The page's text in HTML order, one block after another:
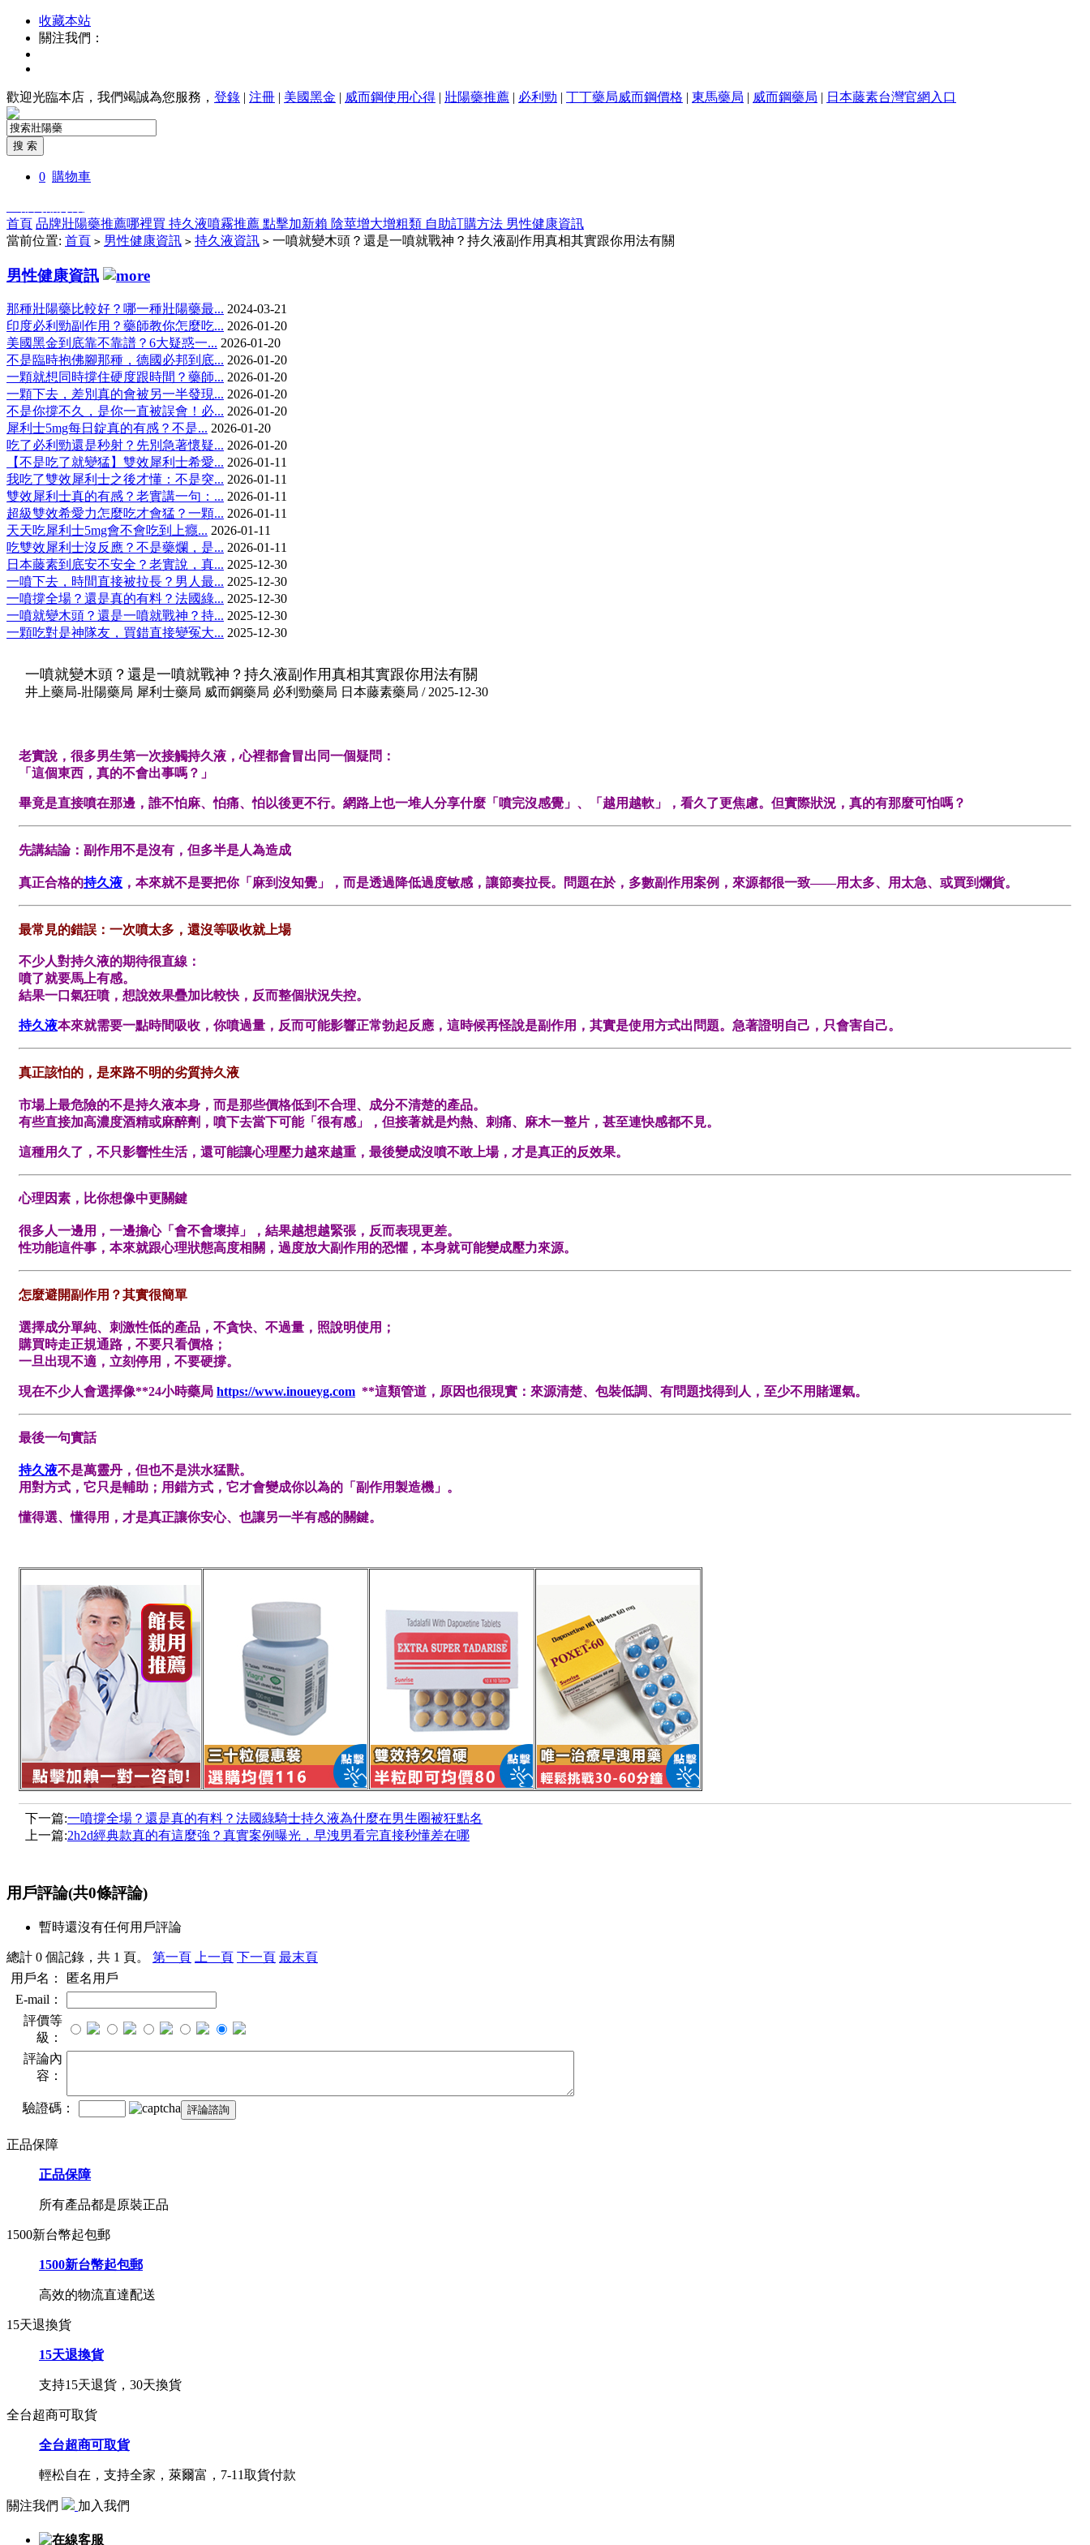
收藏本站
關注我們：
歡迎光臨本店，我們竭誠為您服務， 登錄 | 注冊 | 美國黑金 | 威而鋼使用心得 | 壯陽藥推薦 | 必利勁 | 丁丁藥局威而鋼價格 | 東馬藥局 | 威而鋼藥局 | 日本藤素台灣官網入口
0 購物車
首頁 品牌壯陽藥推薦哪裡買 持久液噴霧推薦 點擊加新賴 陰莖增大增粗類 自助訂購方法 男性健康資訊
當前位置: 首頁 > 男性健康資訊 > 持久液資訊 > 一噴就變木頭？還是一噴就戰神？持久液副作用真相其實跟你用法有關
男性健康資訊
那種壯陽藥比較好？哪一種壯陽藥最... 2024-03-21
印度必利勁副作用？藥師教你怎麼吃... 2026-01-20
美國黑金到底靠不靠譜？6大疑惑一... 2026-01-20
不是臨時抱佛腳那種，德國必邦到底... 2026-01-20
一顆就想同時撐住硬度跟時間？藥師... 2026-01-20
一顆下去，差別真的會被另一半發現... 2026-01-20
不是你撐不久，是你一直被誤會！必... 2026-01-20
犀利士5mg每日錠真的有感？不是... 2026-01-20
吃了必利勁還是秒射？先別急著懷疑... 2026-01-20
【不是吃了就變猛】雙效犀利士希愛... 2026-01-11
我吃了雙效犀利士之後才懂：不是突... 2026-01-11
雙效犀利士真的有感？老實講一句：... 2026-01-11
超級雙效希愛力怎麼吃才會猛？一顆... 2026-01-11
天天吃犀利士5mg會不會吃到上癮... 2026-01-11
吃雙效犀利士沒反應？不是藥爛，是... 2026-01-11
日本藤素到底安不安全？老實說，真... 2025-12-30
一噴下去，時間直接被拉長？男人最... 2025-12-30
一噴撐全場？還是真的有料？法國綠... 2025-12-30
一噴就變木頭？還是一噴就戰神？持... 2025-12-30
一顆吃對是神隊友，買錯直接變冤大... 2025-12-30
一噴就變木頭？還是一噴就戰神？持久液副作用真相其實跟你用法有關
井上藥局-壯陽藥局 犀利士藥局 威而鋼藥局 必利勁藥局 日本藤素藥局 / 2025-12-30
老實說，很多男生第一次接觸持久液，心裡都會冒出同一個疑問：
「這個東西，真的不會出事嗎？」
畢竟是直接噴在那邊，誰不怕麻、怕痛、怕以後更不行。網路上也一堆人分享什麼「噴完沒感覺」、「越用越軟」，看久了更焦慮。但實際狀況，真的有那麼可怕嗎？
先講結論：副作用不是沒有，但多半是人為造成
真正合格的持久液 ，本來就不是要把你「麻到沒知覺」，而是透過降低過度敏感，讓節奏拉長。問題在於，多數副作用案例，來源都很一致——用太多、用太急、或買到爛貨。
最常見的錯誤：一次噴太多，還沒等吸收就上場
不少人對持久液的期待很直線：
噴了就要馬上有感。
結果一口氣狂噴，想說效果疊加比較快，反而整個狀況失控。
持久液本來就需要一點時間吸收，你噴過量，反而可能影響正常勃起反應，這時候再怪說是副作用，其實是使用方式出問題。急著證明自己，只會害自己。
真正該怕的，是來路不明的劣質持久液
市場上最危險的不是持久液本身，而是那些價格低到不合理、成分不清楚的產品。
有些直接加高濃度酒精或麻醉劑，噴下去當下可能「很有感」，但接著就是灼熱、刺痛、麻木一整片，甚至連快感都不見。
這種用久了，不只影響性生活，還可能讓心理壓力越來越重，最後變成沒噴不敢上場，才是真正的反效果。
心理因素，比你想像中更關鍵
很多人一邊用，一邊擔心「會不會壞掉」，結果越想越緊張，反而表現更差。
性功能這件事，本來就跟心理狀態高度相關，過度放大副作用的恐懼，本身就可能變成壓力來源。
怎麼避開副作用？其實很簡單
選擇成分單純、刺激性低的產品，不貪快、不過量，照說明使用；
購買時走正規通路，不要只看價格；
一旦出現不適，立刻停用，不要硬撐。
現在不少人會選擇像**24小時藥局 https://www.inoueyg.com **這類管道，原因也很現實：來源清楚、包裝低調、有問題找得到人，至少不用賭運氣。
最後一句實話
持久液不是萬靈丹，但也不是洪水猛獸。
用對方式，它只是輔助；用錯方式，它才會變成你以為的「副作用製造機」。
懂得選、懂得用，才是真正讓你安心、也讓另一半有感的關鍵。
下一篇:一噴撐全場？還是真的有料？法國綠騎士持久液為什麼在男生圈被狂點名
上一篇:2h2d經典款真的有這麼強？真實案例曝光，早洩男看完直接秒懂差在哪
用戶評論(共0條評論)
暫時還沒有任何用戶評論
總計 0 個記錄，共 1 頁。 第一頁 上一頁 下一頁 最末頁
用戶名：
匿名用戶
E-mail：
評價等
級：
評論內
容：
驗證碼：
正品保障
正品保障
所有產品都是原裝正品
1500新台幣起包郵
1500新台幣起包郵
高效的物流直達配送
15天退換貨
15天退換貨
支持15天退貨，30天換貨
全台超商可取貨
全台超商可取貨
輕松自在，支持全家，萊爾富，7-11取貨付款
關注我們 加入我們
在線客服